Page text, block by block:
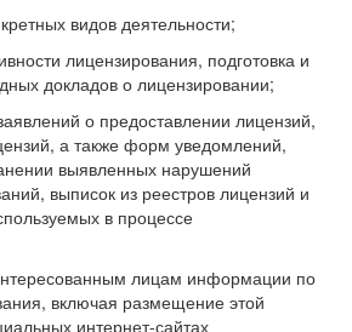
видов деятельности;
лицензирования, подготовка и
докладов о лицензировании;
о предоставлении лицензий,
а также форм уведомлений,
выявленных нарушений
выписок из реестров лицензий и
в процессе
лицам информации по
включая размещение этой
интернет-сайтах